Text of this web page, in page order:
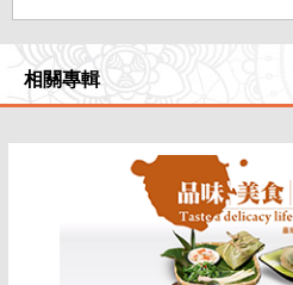
相關專輯